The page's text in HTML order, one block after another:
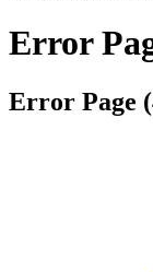
Error
Error Page